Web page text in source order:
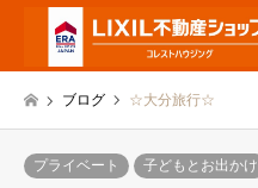
ブログ ☆大分旅行☆
プライベート 子どもとお出かけ